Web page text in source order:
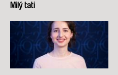
Milý tati